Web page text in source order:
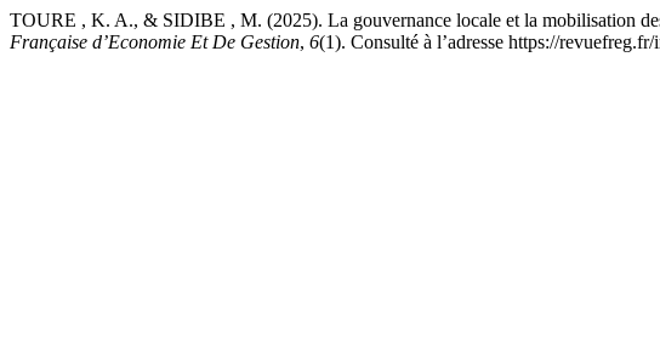
TOURE , K. A., & SIDIBE , M. (2025). La gouvernance locale et la mobilisation des
Française d’Economie Et De Gestion, 6(1). Consulté à l’adresse https://